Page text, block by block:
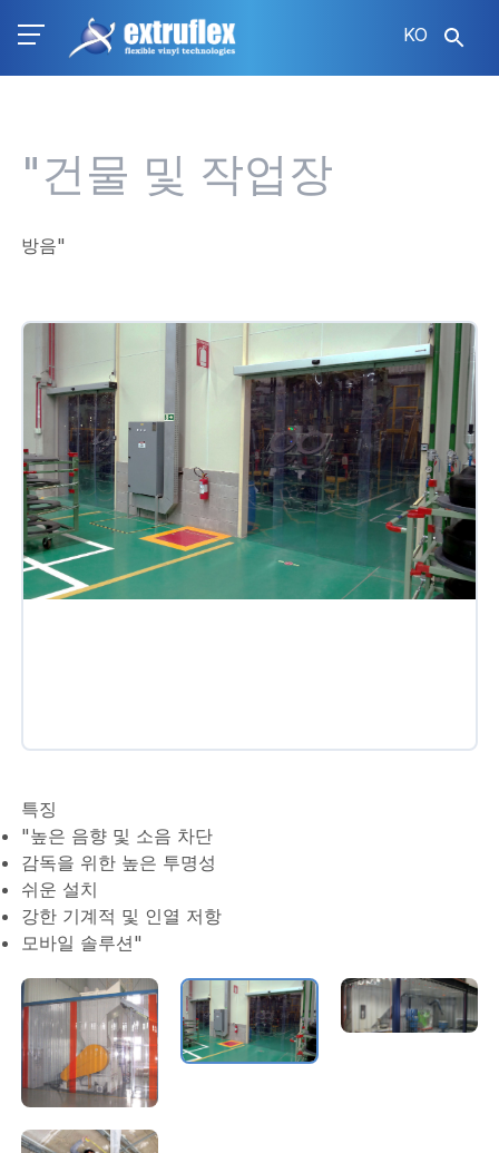
KO
"건물 및 작업장
방음"
특징
"높은 음향 및 소음 차단
감독을 위한 높은 투명성
쉬운 설치
강한 기계적 및 인열 저항
모바일 솔루션"